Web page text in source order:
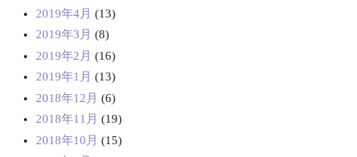
2019年4月 (13)
2019年3月 (8)
2019年2月 (16)
2019年1月 (13)
2018年12月 (6)
2018年11月 (19)
2018年10月 (15)